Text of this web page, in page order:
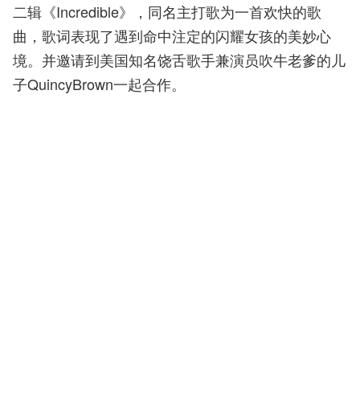
二辑《Incredible》，同名主打歌为一首欢快的歌
曲，歌词表现了遇到命中注定的闪耀女孩的美妙心
境。并邀请到美国知名饶舌歌手兼演员吹牛老爹的儿
子QuincyBrown一起合作。